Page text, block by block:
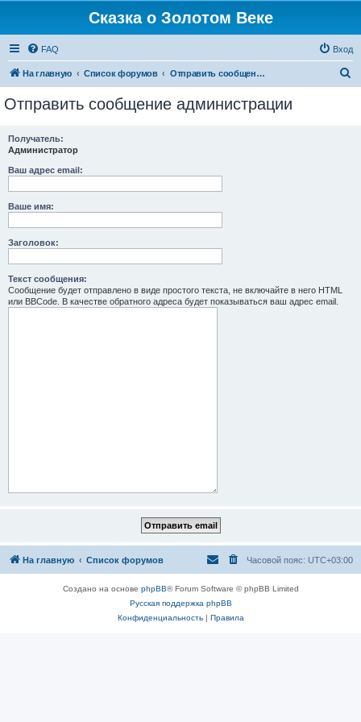
Сказка о Золотом Веке
FAQ Вход
На главную Список форумов Отправить сообщение администрации
Отправить сообщение администрации
Получатель:
Администратор
Ваш адрес email:
Ваше имя:
Заголовок:
Текст сообщения:
Сообщение будет отправлено в виде простого текста, не включайте в него HTML
или BBCode. В качестве обратного адреса будет показываться ваш адрес email.
На главную Список форумов Часовой пояс: UTC+03:00
Создано на основе phpBB® Forum Software © phpBB Limited
Русская поддержка phpBB
Конфиденциальность| Правила